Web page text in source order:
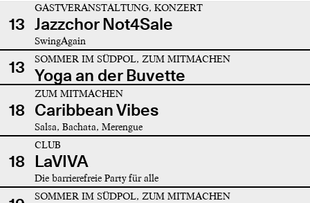
13
GASTVERANSTALTUNG, KONZERT
Jazzchor Not4Sale
SwingAgain
13 SOMMER IM SÜDPOL, ZUM MITMACHEN
Yoga an der Buvette
18
ZUM MITMACHEN
Caribbean Vibes
Salsa, Bachata, Merengue
18
CLUB
LaVIVA
Die barrierefreie Party für alle
SOMMER IM SÜDPOL, ZUM MITMACHEN